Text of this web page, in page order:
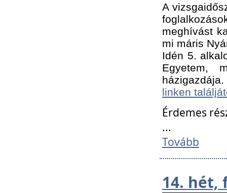
A
meghívást
mi máris
Idén 5.
Egyetem,
linken
Érdemes
...
Tovább
14. hét,